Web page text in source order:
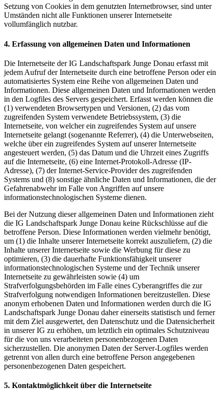
Setzung von Cookies in dem genutzten Internetbrowser, sind unter
Umständen nicht alle Funktionen unserer Internetseite
vollumfänglich nutzbar.
4. Erfassung von allgemeinen Daten und Informationen
Die Internetseite der IG Landschaftspark Junge Donau erfasst mit
jedem Aufruf der Internetseite durch eine betroffene Person oder ein
automatisiertes System eine Reihe von allgemeinen Daten und
Informationen. Diese allgemeinen Daten und Informationen werden
in den Logfiles des Servers gespeichert. Erfasst werden können die
(1) verwendeten Browsertypen und Versionen, (2) das vom
zugreifenden System verwendete Betriebssystem, (3) die
Internetseite, von welcher ein zugreifendes System auf unsere
Internetseite gelangt (sogenannte Referrer), (4) die Unterwebseiten,
welche über ein zugreifendes System auf unserer Internetseite
angesteuert werden, (5) das Datum und die Uhrzeit eines Zugriffs
auf die Internetseite, (6) eine Internet-Protokoll-Adresse (IP-
Adresse), (7) der Internet-Service-Provider des zugreifenden
Systems und (8) sonstige ähnliche Daten und Informationen, die der
Gefahrenabwehr im Falle von Angriffen auf unsere
informationstechnologischen Systeme dienen.
Bei der Nutzung dieser allgemeinen Daten und Informationen zieht
die IG Landschaftspark Junge Donau keine Rückschlüsse auf die
betroffene Person. Diese Informationen werden vielmehr benötigt,
um (1) die Inhalte unserer Internetseite korrekt auszuliefern, (2) die
Inhalte unserer Internetseite sowie die Werbung für diese zu
optimieren, (3) die dauerhafte Funktionsfähigkeit unserer
informationstechnologischen Systeme und der Technik unserer
Internetseite zu gewährleisten sowie (4) um
Strafverfolgungsbehörden im Falle eines Cyberangriffes die zur
Strafverfolgung notwendigen Informationen bereitzustellen. Diese
anonym erhobenen Daten und Informationen werden durch die IG
Landschaftspark Junge Donau daher einerseits statistisch und ferner
mit dem Ziel ausgewertet, den Datenschutz und die Datensicherheit
in unserer IG zu erhöhen, um letztlich ein optimales Schutzniveau
für die von uns verarbeiteten personenbezogenen Daten
sicherzustellen. Die anonymen Daten der Server-Logfiles werden
getrennt von allen durch eine betroffene Person angegebenen
personenbezogenen Daten gespeichert.
5. Kontaktmöglichkeit über die Internetseite